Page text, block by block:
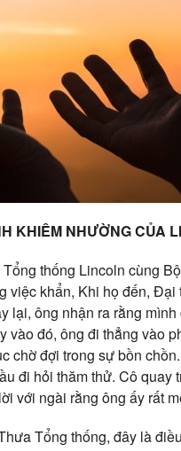
KHIÊM NHƯỜNG CỦA
thống Lincoln cùng
khẩn, Khi họ đến,
ông nhận ra rằng
đó, ông đi thẳng vào
chờ đợi trong sự bồn
đi hỏi thăm thử. Cô quay
với ngài rằng ông ấy rất
Tổng thống, đây là